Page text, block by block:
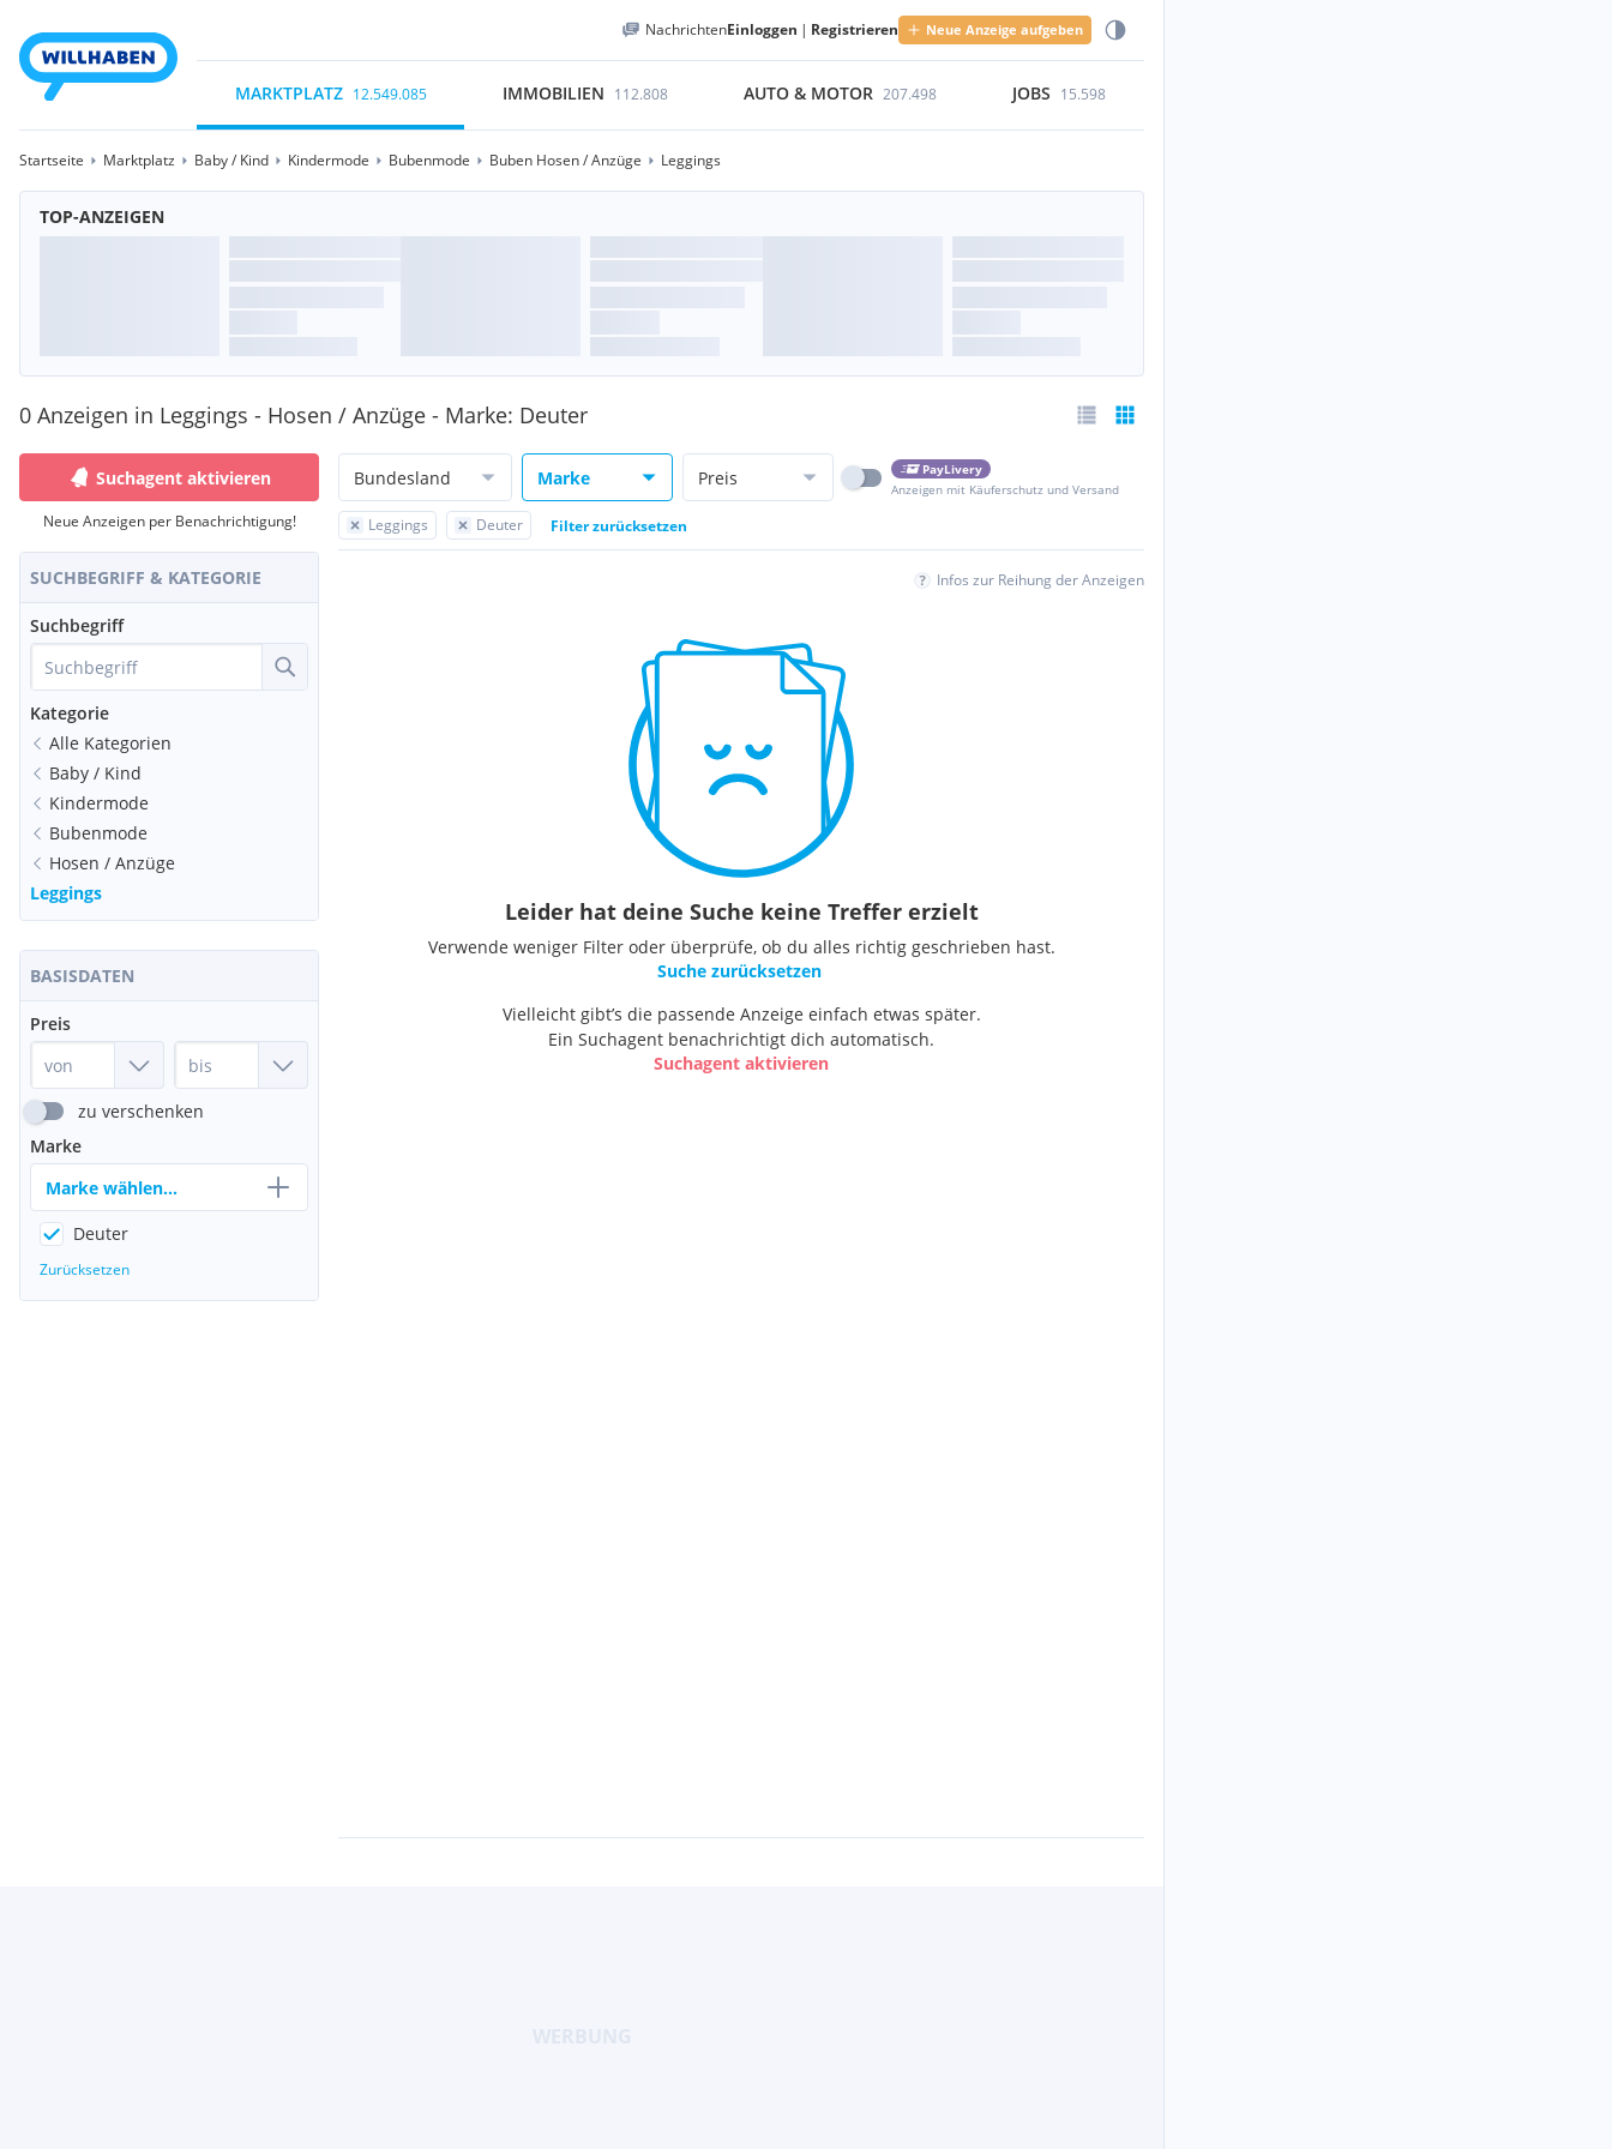
NachrichtenEinloggen | Registrieren Neue Anzeige aufgeben
MARKTPLATZ 12.549.085 IMMOBILIEN 112.808 AUTO & MOTOR 207.498 JOBS 15.598
Startseite Marktplatz Baby / Kind Kindermode Bubenmode Buben Hosen / Anzüge Leggings
TOP-ANZEIGEN
0 Anzeigen in Leggings - Hosen / Anzüge - Marke: Deuter
Suchagent aktivieren
Neue Anzeigen per Benachrichtigung!
SUCHBEGRIFF & KATEGORIE
Suchbegriff
Kategorie
Alle Kategorien
Baby / Kind
Kindermode
Bubenmode
Hosen / Anzüge
Leggings
BASISDATEN
Preis
zu verschenken
Marke
Marke wählen...
Deuter
Zurücksetzen
Bundesland Marke Preis
PayLivery
Anzeigen mit Käuferschutz und Versand
Leggings Deuter Filter zurücksetzen
Infos zur Reihung der Anzeigen
Leider hat deine Suche keine Treffer erzielt
Verwende weniger Filter oder überprüfe, ob du alles richtig geschrieben hast.
Suche zurücksetzen
Vielleicht gibt’s die passende Anzeige einfach etwas später.
Ein Suchagent benachrichtigt dich automatisch.
Suchagent aktivieren